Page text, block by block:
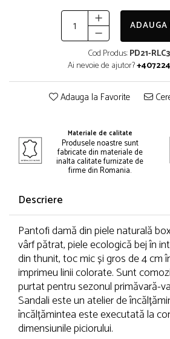
Cod Produs:PD21-
Ai nevoie de ajutor?
Adauga la Favorite
Materiale de calitate
Produsele noastre sunt
fabricate din materiale de
inalta calitate furnizate de
firme din Romania.
Descriere
Pantofi damă din piele naturală
vârf pătrat, piele ecologică bej în
din thunit, toc mic și gros de 4 cm
imprimeu linii colorate. Sunt
purtat pentru sezonul primăvară-
Sandali este un atelier de
încălțămintea este executată la
dimensiunile piciorului.